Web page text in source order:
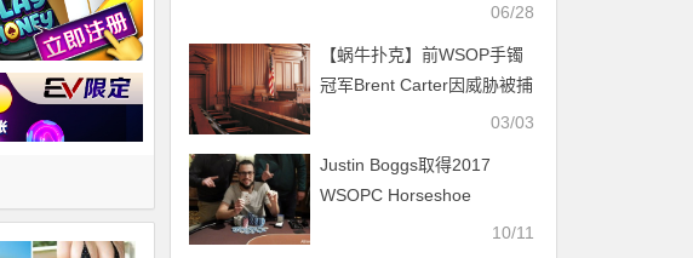
06/28
【蜗牛扑克】前WSOP手镯
冠军Brent Carter因威胁被捕
03/03
Justin Boggs取得2017
WSOPC Horseshoe
Southern Indiana主赛事冠
10/11